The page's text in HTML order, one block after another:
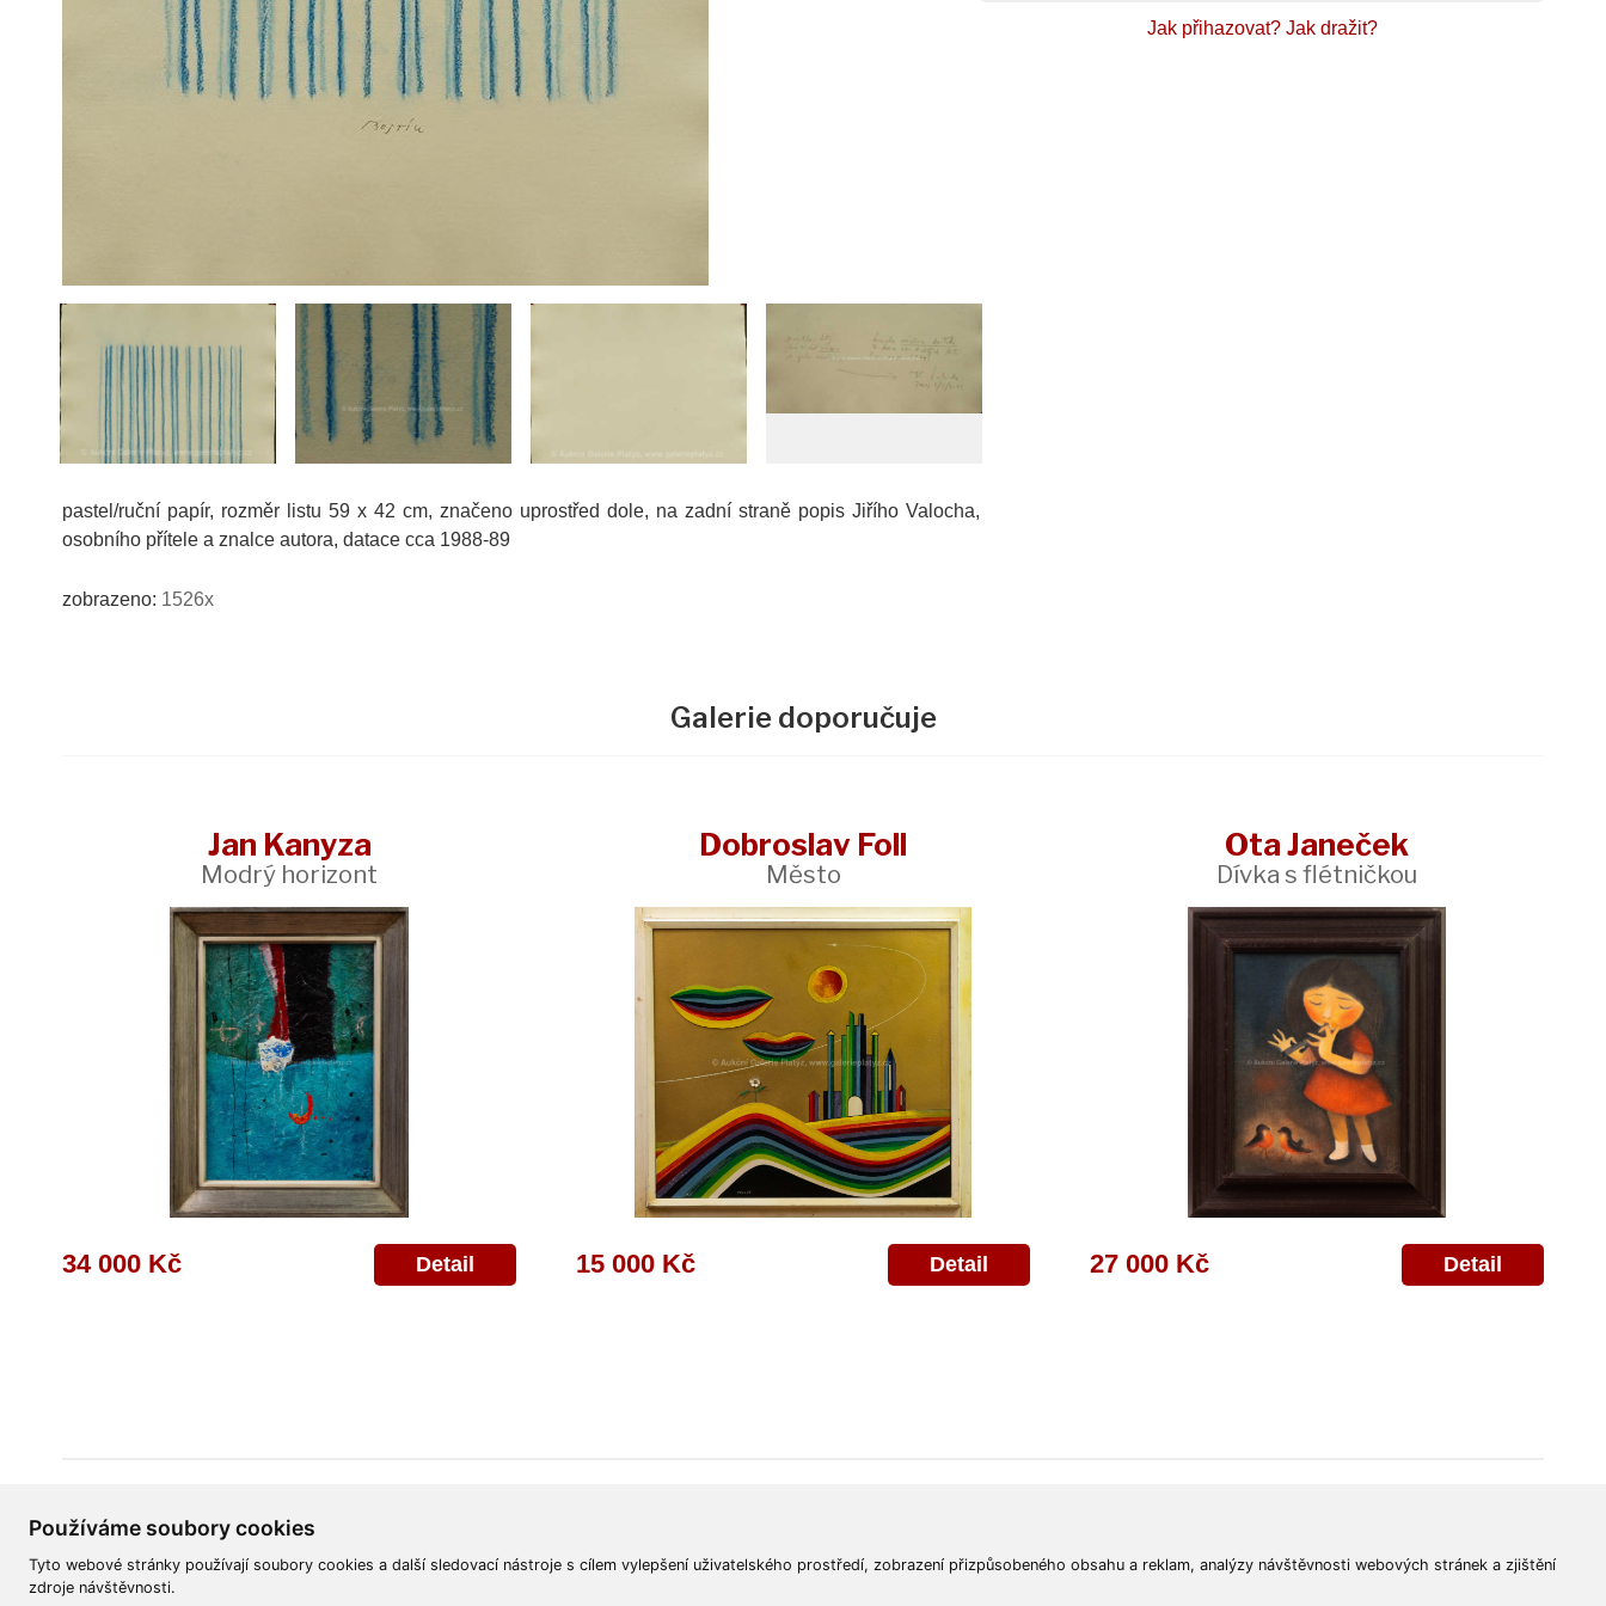
Používáme soubory cookies
Tyto webové stránky používají soubory cookies a další sledovací nástroje s cílem vylepšení uživatelského prostředí, zobrazení přizpůsobeného obsahu a reklam, analýzy návštěvnosti webových stránek a zjištění
zdroje návštěvnosti.
pastel/ruční papír, rozměr listu 59 x 42 cm, značeno uprostřed dole, na zadní straně popis Jiřího Valocha,
osobního přítele a znalce autora, datace cca 1988-89
zobrazeno: 1526x
Jak přihazovat? Jak dražit?
Galerie doporučuje
Jan Kanyza
Modrý horizont
34 000 Kč Detail
Dobroslav Foll
Město
15 000 Kč Detail
Ota Janeček
Dívka s flétničkou
27 000 Kč Detail